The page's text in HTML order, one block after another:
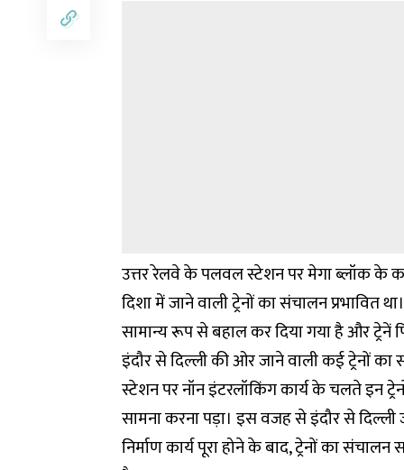
उत्तर रेलवे के पलवल स्टेशन पर मेगा ब्लॉक के
दिशा में जाने वाली ट्रेनों का संचालन प्रभावित
सामान्य रूप से बहाल कर दिया गया है और ट्रेनें
इंदौर से दिल्ली की ओर जाने वाली कई ट्रेनों
स्टेशन पर नॉन इंटरलॉकिंग कार्य के चलते इन
सामना करना पड़ा। इस वजह से इंदौर से दिल्ली
निर्माण कार्य पूरा होने के बाद, ट्रेनों का